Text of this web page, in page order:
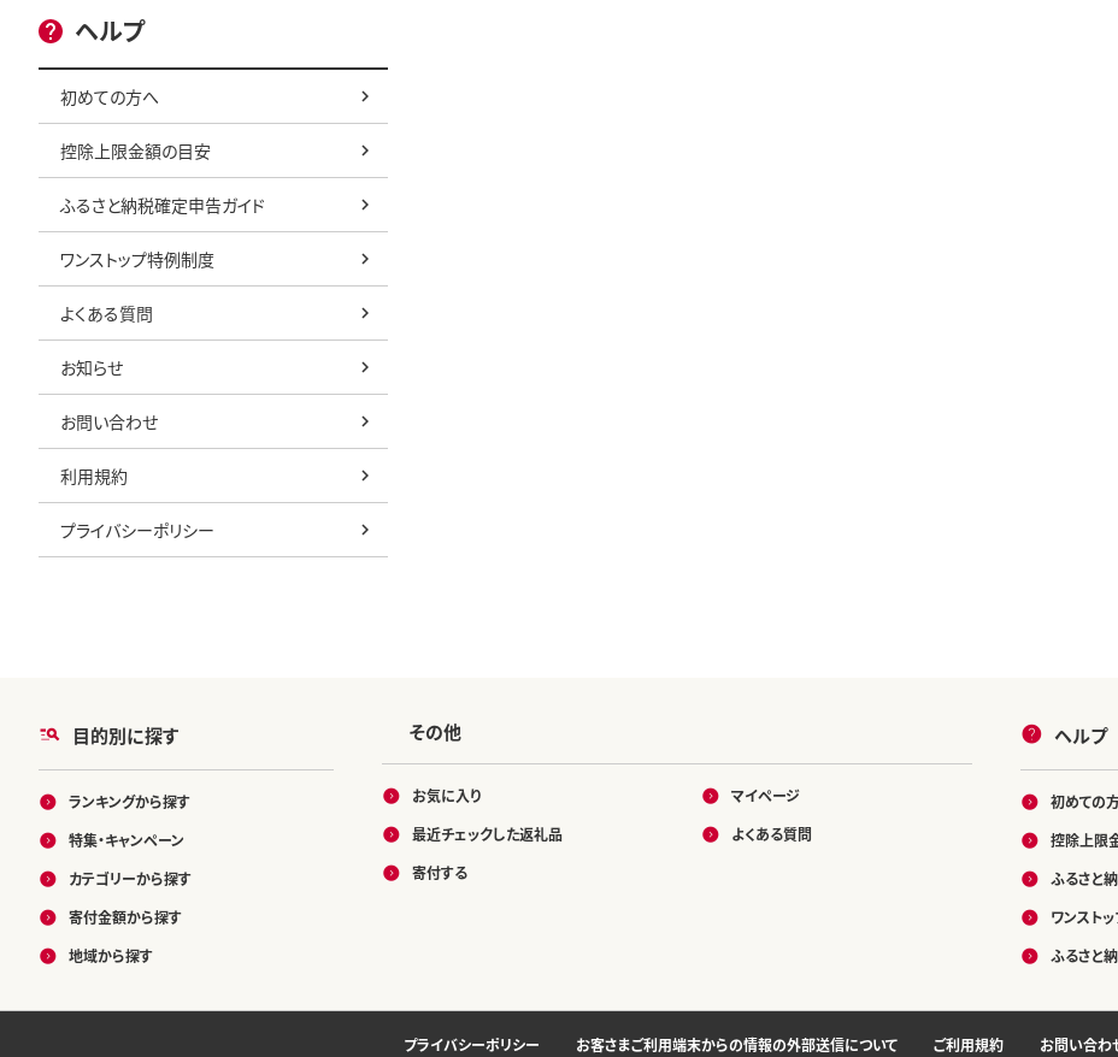
ヘルプ
初めての方へ
控除上限金額の目安
ふるさと納税確定申告ガイド
ワンストップ特例制度
よくある質問
お知らせ
お問い合わせ
利用規約
プライバシーポリシー
目的別に探す
ランキングから探す
特集・キャンペーン
カテゴリーから探す
寄付金額から探す
地域から探す
その他
お気に入り
最近チェックした返礼品
寄付する
マイページ
よくある質問
ヘルプ
初めての
控除上限
ふるさと
ワンスト
ふるさと納
プライバシーポリシー お客さまご利用端末からの情報の外部送信について ご利用規約 お問い合わ